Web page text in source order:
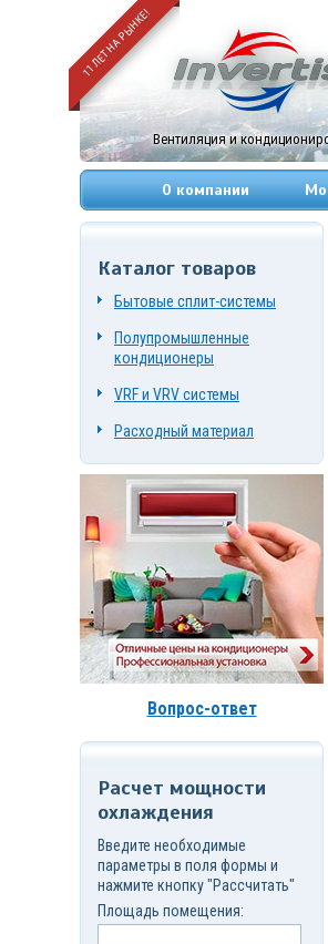
11 ЛЕТ НА РЫНКЕ!
Вентиляция и
О компании
Каталог товаров
Бытовые сплит-системы
Полупромышленные
кондиционеры
VRF и VRV системы
Расходный материал
Вопрос-ответ
Расчет мощности
охлаждения
Введите необходимые
параметры в поля формы и
нажмите кнопку "Рассчитать"
Площадь помещения: